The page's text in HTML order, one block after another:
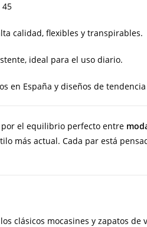
45
calidad, flexibles y transpirables.
ideal para el uso diario.
en España y diseños de
por el equilibrio perfecto entre
más actual. Cada par está
clásicos mocasines y zapatos